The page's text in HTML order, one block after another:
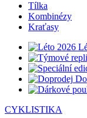
Tílka
Kombinézy
Kraťasy
CYKLISTIKA